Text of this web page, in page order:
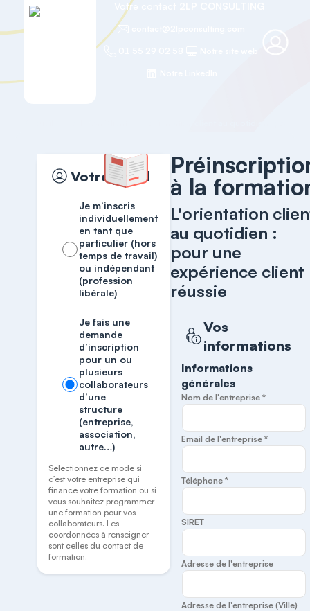
Votre contact
Votre profil
Je m’inscris
individuellement
en tant que
particulier (hors
temps de travail)
ou indépendant
(profession
libérale)
Je fais une
demande
d’inscription
pour un ou
plusieurs
collaborateurs
d’une
structure
(entreprise,
association,
autre…)
Sélectionnez ce mode si
c’est votre entreprise qui
finance votre formation ou si
vous souhaitez programmer
une formation pour vos
collaborateurs. Les
coordonnées à renseigner
sont celles du contact de
formation.
à la
L'orientation
au quotidien :
pour une
expérience client
réussie
Vos
informations
Informations
générales
Nom de l'entreprise *
Email de l'entreprise *
Téléphone *
SIRET
Adresse de l'entreprise
Adresse de l'entreprise (Ville)